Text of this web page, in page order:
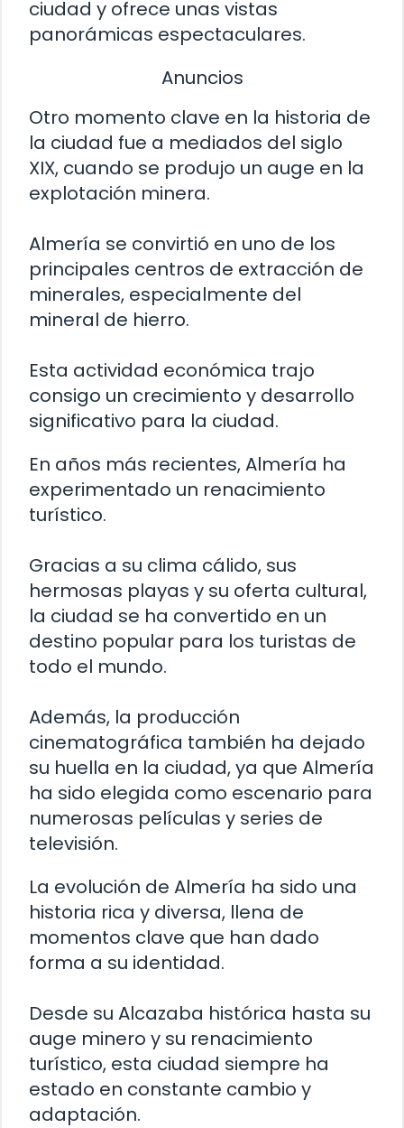
ciudad y ofrece unas vistas
panorámicas espectaculares.
Anuncios
Otro momento clave en la historia de
la ciudad fue a mediados del siglo
XIX, cuando se produjo un auge en la
explotación minera.
Almería se convirtió en uno de los
principales centros de extracción de
minerales, especialmente del
mineral de hierro.
Esta actividad económica trajo
consigo un crecimiento y desarrollo
significativo para la ciudad.
En años más recientes, Almería ha
experimentado un renacimiento
turístico.
Gracias a su clima cálido, sus
hermosas playas y su oferta cultural,
la ciudad se ha convertido en un
destino popular para los turistas de
todo el mundo.
Además, la producción
cinematográfica también ha dejado
su huella en la ciudad, ya que Almería
ha sido elegida como escenario para
numerosas películas y series de
televisión.
La evolución de Almería ha sido una
historia rica y diversa, llena de
momentos clave que han dado
forma a su identidad.
Desde su Alcazaba histórica hasta su
auge minero y su renacimiento
turístico, esta ciudad siempre ha
estado en constante cambio y
adaptación.